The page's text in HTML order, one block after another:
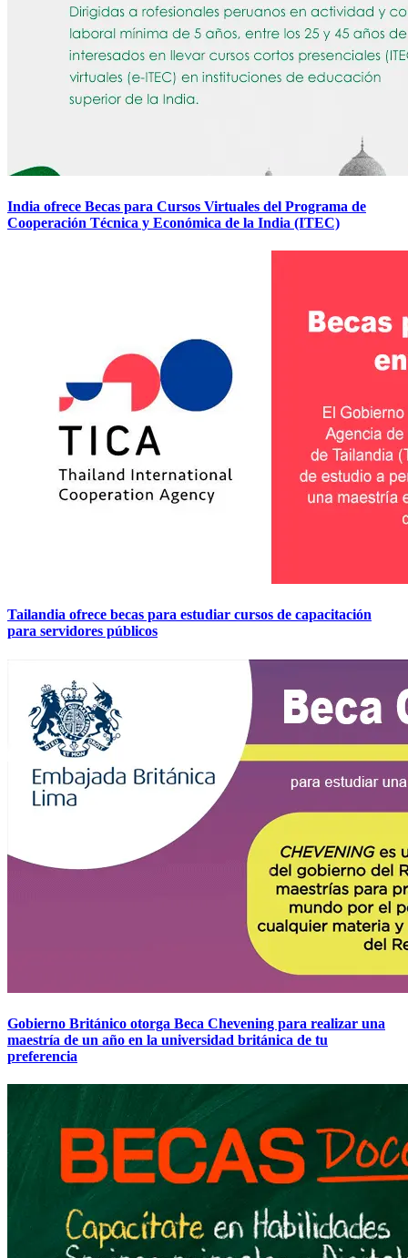
India ofrece Becas para Cursos Virtuales del Programa de
Cooperación Técnica y Económica de la India (ITEC)
Tailandia ofrece becas para estudiar cursos de capacitación
para servidores públicos
Gobierno Británico otorga Beca Chevening para realizar una
maestría de un año en la universidad británica de tu
preferencia